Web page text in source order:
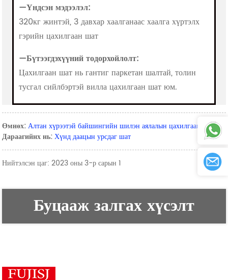
—Үндсэн мэдээлэл:
320кг жинтэй, 3 давхар хаалганаас хаалга хүртэлх
гэрийн цахилгаан шат
—Бүтээгдэхүүний тодорхойлолт:
Цахилгаан шат нь гантиг паркетан шалтай, толин
тусгал сийлбэртэй вилла цахилгаан шат юм.
Өмнөх:Алтан хүрээтэй байшингийн шилэн аялалын цахилгаан шат
Дараагийнх нь:Хүнд даацын урсдаг шат
Нийтэлсэн цаг: 2023 оны 3-р сарын 1
Буцааж залгах хүсэлт